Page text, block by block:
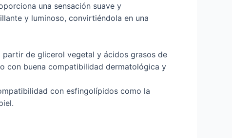
una sensación suave y
y luminoso, convirtiéndola en una
de glicerol vegetal y ácidos grasos de
con buena compatibilidad dermatológica y
con esfingolípidos como la